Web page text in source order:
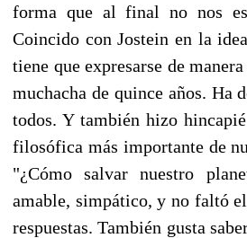
forma que al final no nos
Coincido con Jostein en la
tiene que expresarse de
muchacha de quince años. Ha
todos. Y también hizo
filosófica más importante de
"¿Cómo salvar nuestro
amable, simpático, y no faltó
respuestas. También gusta